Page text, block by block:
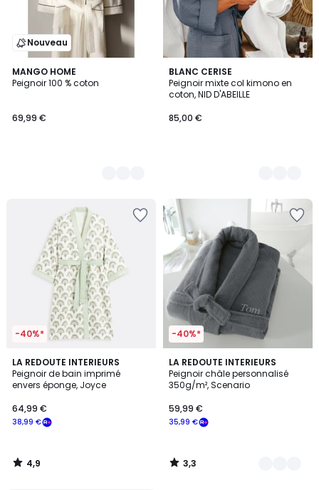
Nouveau
MANGO HOME
Peignoir 100 % coton
69,99 €
2
Couleurs
BLANC CERISE
Peignoir mixte col kimono en
coton, NID D'ABEILLE
85,00 €
3
Couleurs
-40%*
LA REDOUTE INTERIEURS
Peignoir de bain imprimé
envers éponge, Joyce
38,99 €
64,99 €
4,9
/ 5
4,9
/
-40%*
LA REDOUTE INTERIEURS
Peignoir châle personnalisé
350g/m², Scenario
35,99 €
59,99 €
3,3
/ 5
5
Couleurs
3,3
/